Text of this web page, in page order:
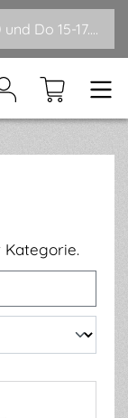
Telefonzeiten Mo,Di,Mi 10.00-12.00 und Do 15-17.00
Kategorie.